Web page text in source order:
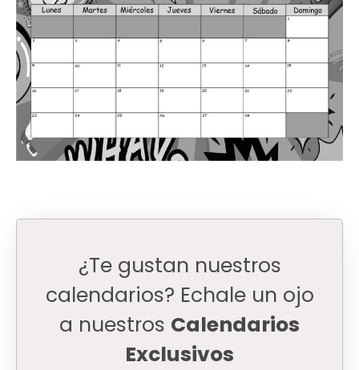
¿Te gustan nuestros
calendarios? Echale un ojo
a nuestros Calendarios
Exclusivos